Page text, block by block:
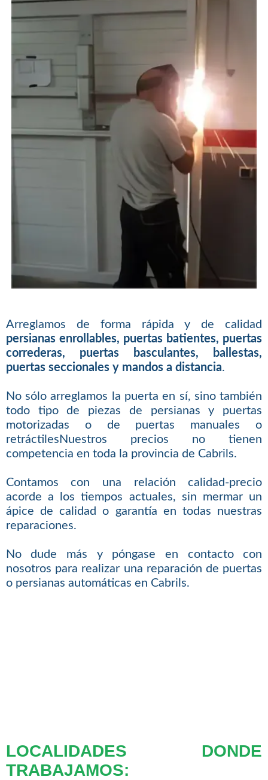
Arreglamos de forma rápida y de calidad
persianas enrollables, puertas batientes, puertas
correderas, puertas basculantes, ballestas,
puertas seccionales y mandos a distancia.
No sólo arreglamos la puerta en sí, sino también
todo tipo de piezas de persianas y puertas
motorizadas o de puertas manuales o
retráctilesNuestros precios no tienen
competencia en toda la provincia de Cabrils.
Contamos con una relación calidad-precio
acorde a los tiempos actuales, sin mermar un
ápice de calidad o garantía en todas nuestras
reparaciones.
No dude más y póngase en contacto con
nosotros para realizar una reparación de puertas
o persianas automáticas en Cabrils.
LOCALIDADES DONDE
TRABAJAMOS: